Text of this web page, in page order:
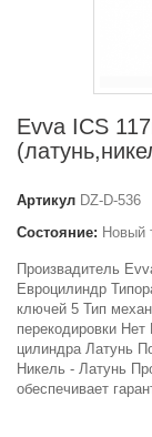
Evva ICS
Артикул DZ-D-536
Состояние: Новый
Произвадитель
Евроцилиндр
ключей 5 Тип
перекодировки
цилиндра Латунь
Никель - Латунь
обеспечивает